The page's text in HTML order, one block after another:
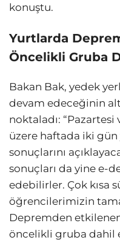
konuştu.
Yurtlarda
Öncelikli Gruba
Bakan Bak, yedek
devam edeceğinin
noktaladı:
üzere haftada iki
sonuçlarını
sonuçları da yine e-
edebilirler. Çok kısa
öğrencilerimizin
Depremden
öncelikli gruba dahil